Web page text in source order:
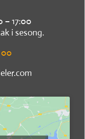
– 17:00
i sesong.
00